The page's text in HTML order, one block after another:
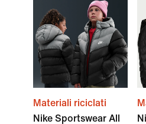
Materiali riciclati
Nike Sportswear All